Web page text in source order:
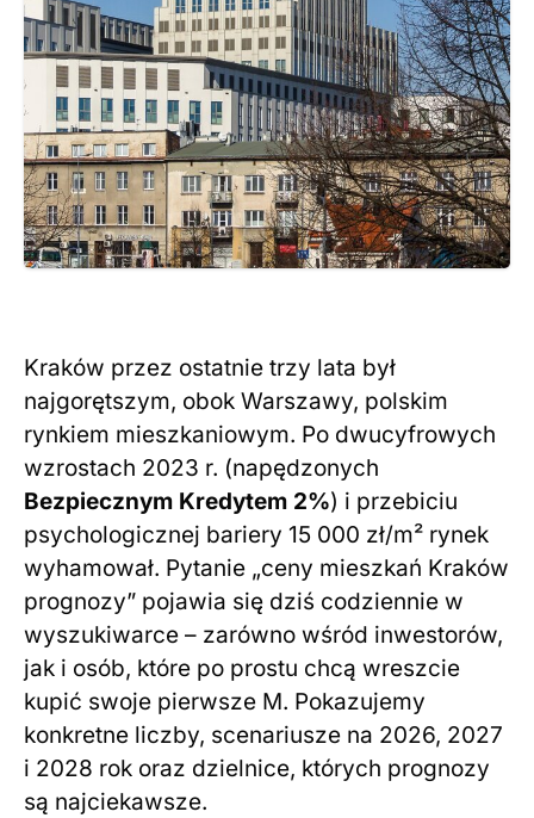
Kraków przez ostatnie trzy lata był
najgorętszym, obok Warszawy, polskim
rynkiem mieszkaniowym. Po dwucyfrowych
wzrostach 2023 r. (napędzonych
Bezpiecznym Kredytem 2%) i przebiciu
psychologicznej bariery 15 000 zł/m² rynek
wyhamował. Pytanie „ceny mieszkań Kraków
prognozy” pojawia się dziś codziennie w
wyszukiwarce – zarówno wśród inwestorów,
jak i osób, które po prostu chcą wreszcie
kupić swoje pierwsze M. Pokazujemy
konkretne liczby, scenariusze na 2026, 2027
i 2028 rok oraz dzielnice, których prognozy
są najciekawsze.